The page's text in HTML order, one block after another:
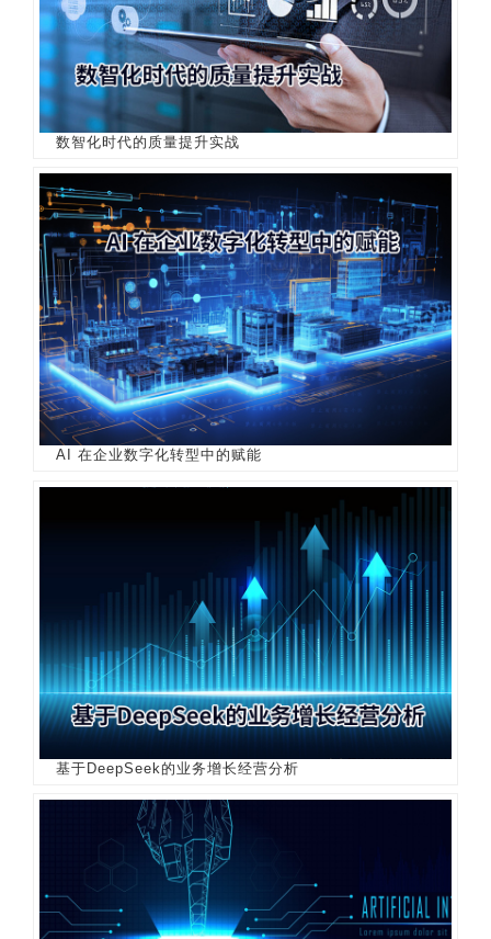
数智化时代的质量提升实战
AI 在企业数字化转型中的赋能
基于DeepSeek的业务增长经营分析